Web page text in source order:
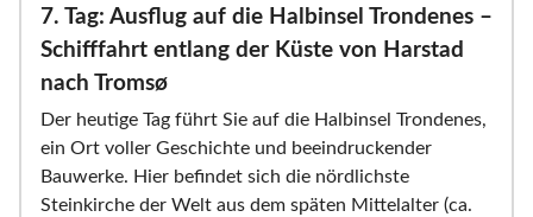
7. Tag: Ausflug auf die Halbinsel Trondenes –
Schifffahrt entlang der Küste von Harstad
nach Tromsø
Der heutige Tag führt Sie auf die Halbinsel Trondenes,
ein Ort voller Geschichte und beeindruckender
Bauwerke. Hier befindet sich die nördlichste
Steinkirche der Welt aus dem späten Mittelalter (ca.